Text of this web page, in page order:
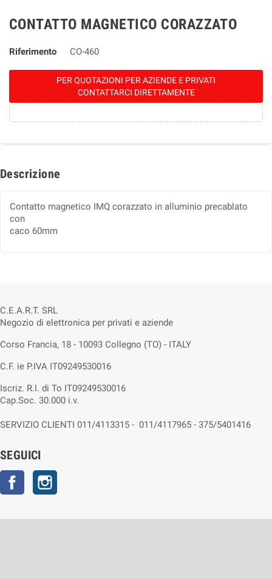
CONTATTO MAGNETICO CORAZZATO
Riferimento CO-460
PER QUOTAZIONI PER AZIENDE E PRIVATI
CONTATTARCI DIRETTAMENTE
Descrizione
Contatto magnetico IMQ corazzato in alluminio precablato
con
caco 60mm
C.E.A.R.T. SRL
Negozio di elettronica per privati e aziende
Corso Francia, 18 - 10093 Collegno (TO) - ITALY
C.F. ie P.IVA IT09249530016
Iscriz. R.I. di To IT09249530016
Cap.Soc. 30.000 i.v.
SERVIZIO CLIENTI 011/4113315 - 011/4117965 - 375/5401416
SEGUICI
Facebook